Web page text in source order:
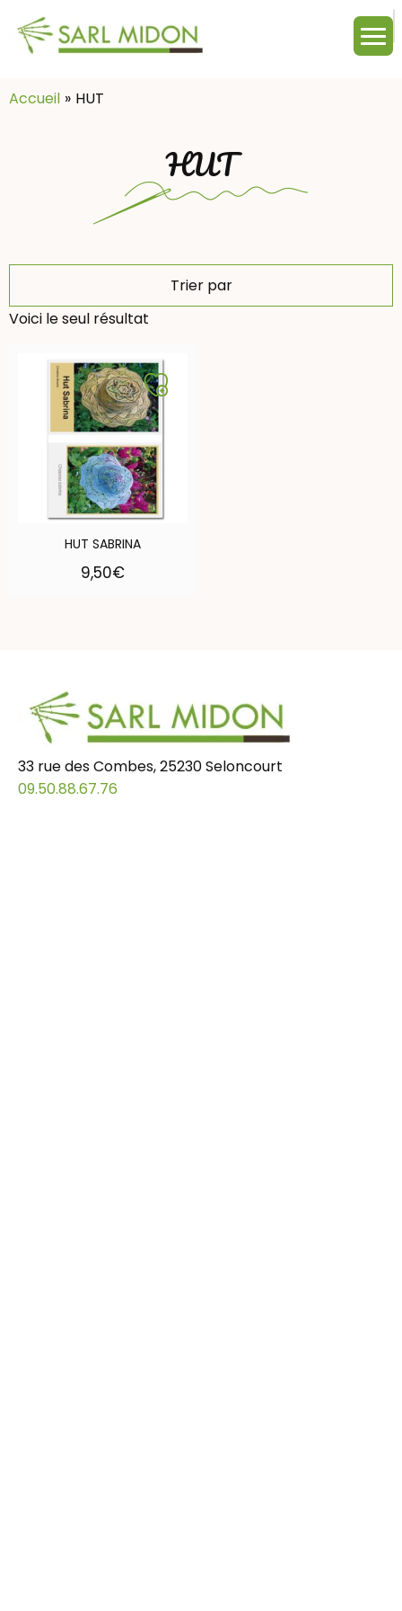
Accueil
HUT
HUT
Trier par
Voici le seul résultat
HUT SABRINA
9,50€
33 rue des Combes, 25230 Seloncourt
09.50.88.67.76